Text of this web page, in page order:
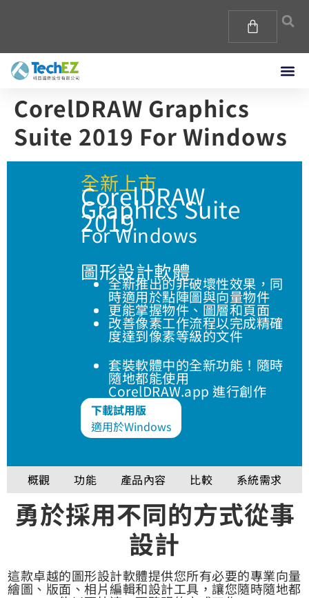
CorelDRAW Graphics
Suite 2019 For Windows
全新上市
CorelDRAW
Graphics Suite
2019
For Windows
圖形設計軟體
全新推出的非破壞性效果，同
時適用於點陣圖與向量物件
更能掌握物件、圖層和頁面
改善像素工作流程以完成精確
度達到像素等級的文件
套裝軟體中的全新功能！隨時
隨地都能使用
CorelDRAW.app 進行創作
下載試用版
適用於Windows
概觀 功能 產品內容 比較 系統需求
勇於採用不同的方式從事
設計
這款卓越的圖形設計軟體提供您所有必要的專業向量
繪圖、版面、相片編輯和設計工具，讓您隨時隨地都